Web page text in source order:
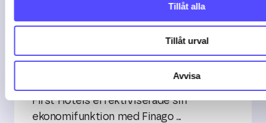
Tillåt alla
Tillåt urval
Avvisa
30% snabbare bokslut
med Finago Office
First Hotels effektiviserade sin
ekonomifunktion med Finago ...